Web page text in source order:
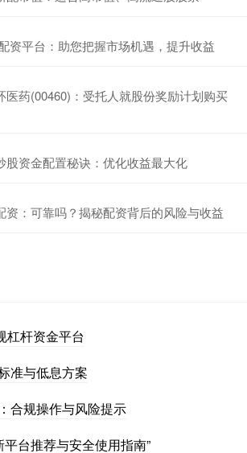
资平台：助您把握市场机遇，提升收益
医药(00460)：受托人就股份奖励计划购买
股资金配置秘诀：优化收益最大化
资：可靠吗？揭秘配资背后的风险与收益
杠杆资金平台
准与低息方案
合规操作与风险提示
台推荐与安全使用指南”